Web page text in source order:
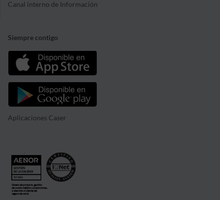
Canal interno de Información
Siempre contigo
Aplicaciones Caser